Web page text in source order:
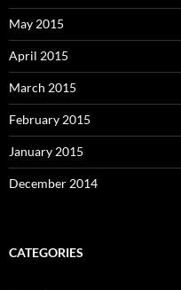
May 2015
April 2015
March 2015
February 2015
January 2015
December 2014
CATEGORIES